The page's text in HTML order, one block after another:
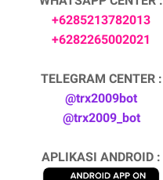
+6285213782013
+6282265002021
TELEGRAM CENTER :
@trx2009bot
@trx2009_bot
APLIKASI ANDROID :